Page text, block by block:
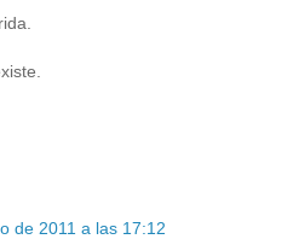
de 2011 a las 17:12